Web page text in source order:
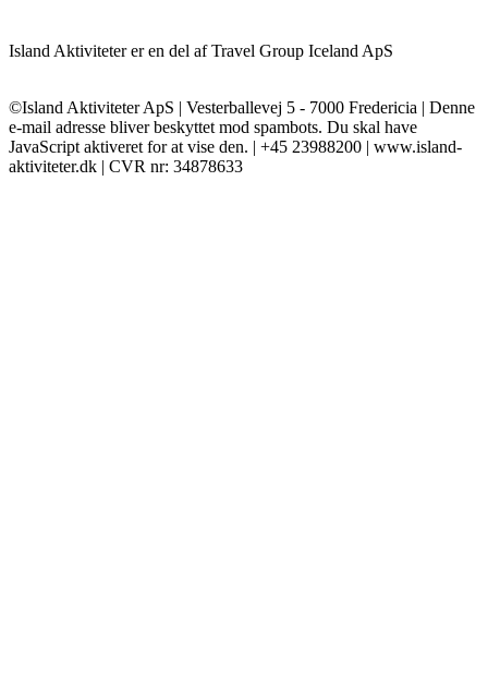
Island Aktiviteter er en del af Travel Group Iceland ApS
©Island Aktiviteter ApS | Vesterballevej 5 - 7000 Fredericia | Denne
e-mail adresse bliver beskyttet mod spambots. Du skal have
JavaScript aktiveret for at vise den. | +45 23988200 | www.island-
aktiviteter.dk | CVR nr: 34878633